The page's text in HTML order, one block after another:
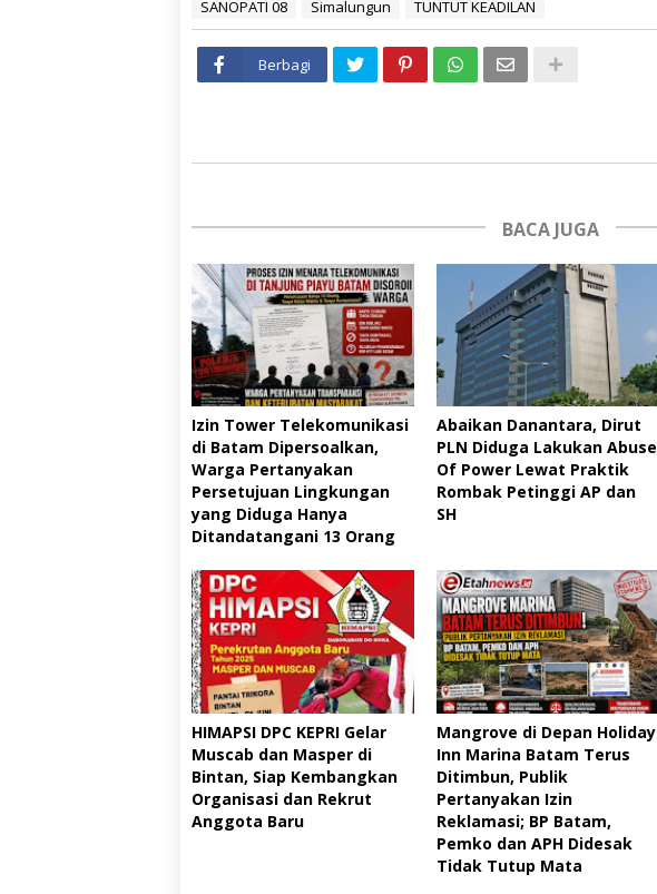
SANOPATI 08
Simalungun TUNTUT KEADILAN
Berbagi
BACA JUGA
Izin Tower Telekomunikasi
di Batam Dipersoalkan,
Warga Pertanyakan
Persetujuan Lingkungan
yang Diduga Hanya
Ditandatangani 13 Orang
Abaikan Danantara, Dirut
PLN Diduga Lakukan Abuse
Of Power Lewat Praktik
Rombak Petinggi AP dan
SH
HIMAPSI DPC KEPRI Gelar
Muscab dan Masper di
Bintan, Siap Kembangkan
Organisasi dan Rekrut
Anggota Baru
Mangrove di Depan Holiday
Inn Marina Batam Terus
Ditimbun, Publik
Pertanyakan Izin
Reklamasi; BP Batam,
Pemko dan APH Didesak
Tidak Tutup Mata